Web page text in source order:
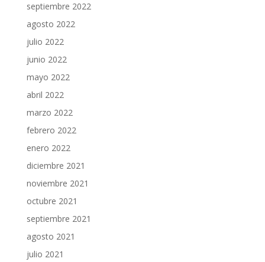
septiembre 2022
agosto 2022
julio 2022
junio 2022
mayo 2022
abril 2022
marzo 2022
febrero 2022
enero 2022
diciembre 2021
noviembre 2021
octubre 2021
septiembre 2021
agosto 2021
julio 2021